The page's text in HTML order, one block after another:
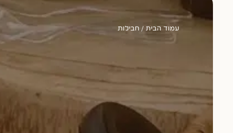
עמוד הבית / חבילות